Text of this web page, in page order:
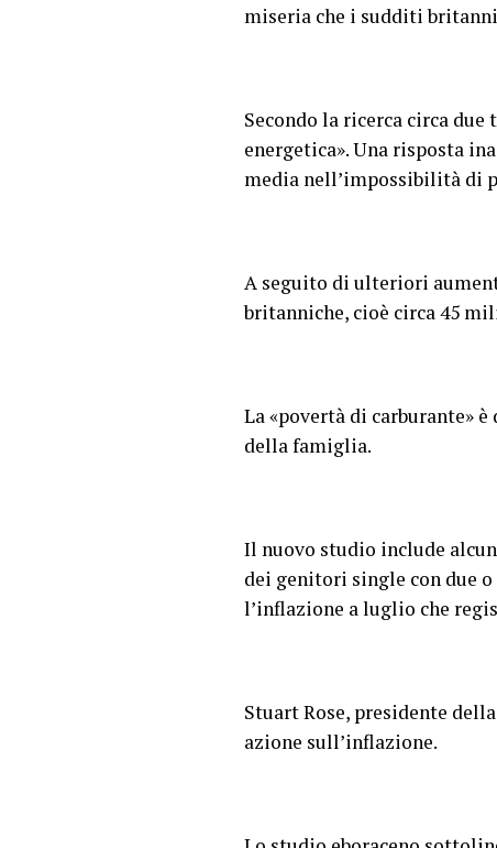
miseria che i sudditi
Secondo la ricerca circa
energetica». Una risposta
media nell’impossibilità di
A seguito di ulteriori
britanniche, cioè circa 45
La «povertà di carburante»
della famiglia.
Il nuovo studio include
dei genitori single con due
l’inflazione a luglio che
Stuart Rose, presidente
azione sull’inflazione.